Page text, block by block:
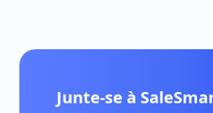
Junte-se à